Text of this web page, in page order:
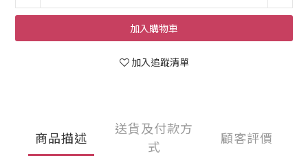
加入購物車
加入追蹤清單
商品描述
送貨及付款方
式
顧客評價